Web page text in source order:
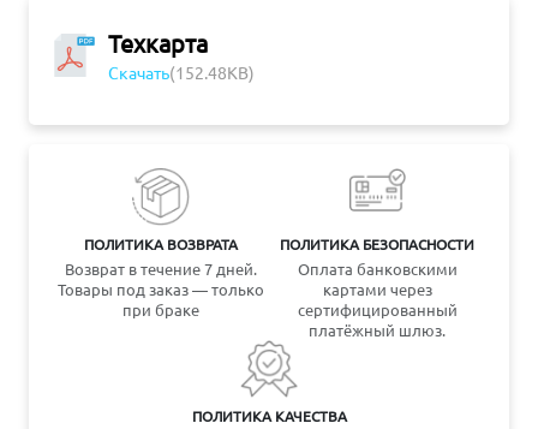
Техкарта
Скачать(152.48KB)
ПОЛИТИКА ВОЗВРАТА
Возврат в течение 7 дней.
Товары под заказ — только
при браке
ПОЛИТИКА БЕЗОПАСНОСТИ
Оплата банковскими
картами через
сертифицированный
платёжный шлюз.
ПОЛИТИКА КАЧЕСТВА